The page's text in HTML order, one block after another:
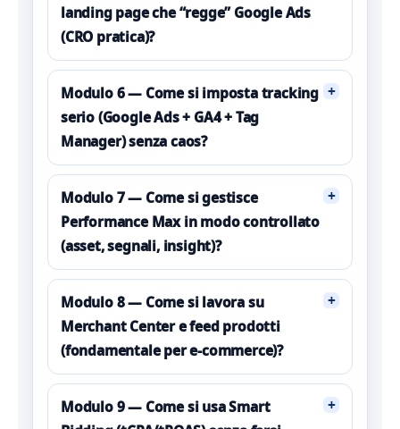
landing page che “regge” Google Ads
(CRO pratica)?
Modulo 6 — Come si imposta tracking
serio (Google Ads + GA4 + Tag
Manager) senza caos?
+
Modulo 7 — Come si gestisce
Performance Max in modo controllato
(asset, segnali, insight)?
+
Modulo 8 — Come si lavora su
Merchant Center e feed prodotti
(fondamentale per e-commerce)?
+
Modulo 9 — Come si usa Smart
+